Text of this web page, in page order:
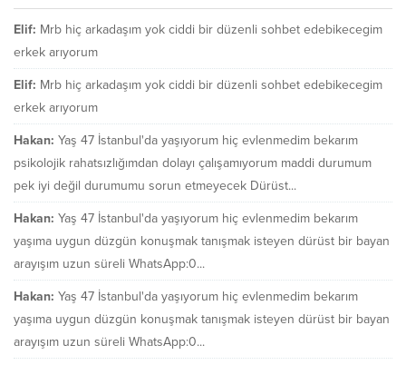
Elif: Mrb hiç arkadaşım yok ciddi bir düzenli sohbet edebikecegim
erkek arıyorum
Elif: Mrb hiç arkadaşım yok ciddi bir düzenli sohbet edebikecegim
erkek arıyorum
Hakan: Yaş 47 İstanbul'da yaşıyorum hiç evlenmedim bekarım
psikolojik rahatsızlığımdan dolayı çalışamıyorum maddi durumum
pek iyi değil durumumu sorun etmeyecek Dürüst...
Hakan: Yaş 47 İstanbul'da yaşıyorum hiç evlenmedim bekarım
yaşıma uygun düzgün konuşmak tanışmak isteyen dürüst bir bayan
arayışım uzun süreli WhatsApp:0...
Hakan: Yaş 47 İstanbul'da yaşıyorum hiç evlenmedim bekarım
yaşıma uygun düzgün konuşmak tanışmak isteyen dürüst bir bayan
arayışım uzun süreli WhatsApp:0...